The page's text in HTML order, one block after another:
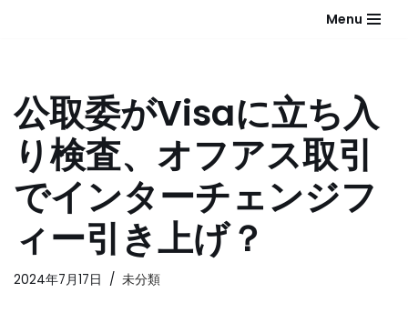
テ
ン
ツ
へ
プ
Menu
公取委がVisaに立ち入
り検査、オフアス取引
でインターチェンジフ
ィー引き上げ？
2024年7月17日 未分類